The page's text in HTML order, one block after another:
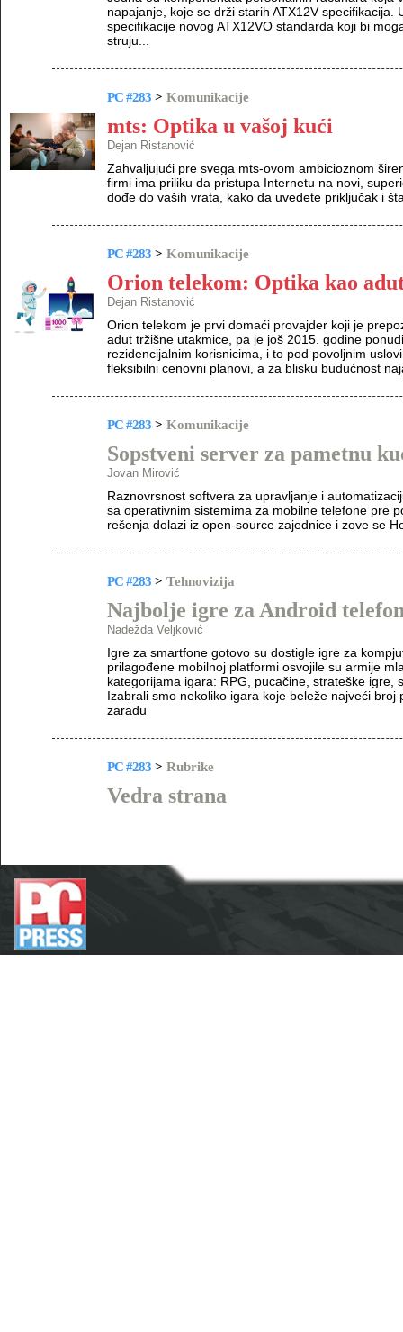
napajanje, koje se drži starih ATX12V specifikacija.
specifikacije novog ATX12VO standarda koji bi
struju...
PC #283 > Komunikacije
mts: Optika u vašoj kući
Dejan Ristanović
Zahvaljujući pre svega mts-ovom ambicioznom
firmi ima priliku da pristupa Internetu na novi,
dođe do vaših vrata, kako da uvedete priključak i
PC #283 > Komunikacije
Orion telekom: Optika kao
Dejan Ristanović
Orion telekom je prvi domaći provajder koji je
adut tržišne utakmice, pa je još 2015. godine
rezidencijalnim korisnicima, i to pod povoljnim
fleksibilni cenovni planovi, a za blisku budućnost
PC #283 > Komunikacije
Sopstveni server za pametnu
Jovan Mirović
Raznovrsnost softvera za upravljanje i
sa operativnim sistemima za mobilne telefone pre
rešenja dolazi iz open-source zajednice i zove se
PC #283 > Tehnovizija
Najbolje igre za Android
Nadežda Veljković
Igre za smartfone gotovo su dostigle igre za
prilagođene mobilnoj platformi osvojile su armije
kategorijama igara: RPG, pucačine, strateške igre,
Izabrali smo nekoliko igara koje beleže najveći
zaradu
PC #283 > Rubrike
Vedra strana